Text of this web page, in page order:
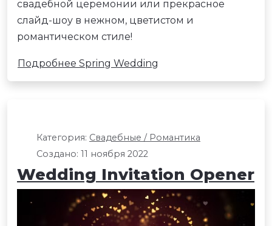
свадебной церемонии или прекрасное
слайд-шоу в нежном, цветистом и
романтическом стиле!
Подробнее Spring Wedding
Категория: Свадебные / Романтика
Создано: 11 ноября 2022
Wedding Invitation Opener